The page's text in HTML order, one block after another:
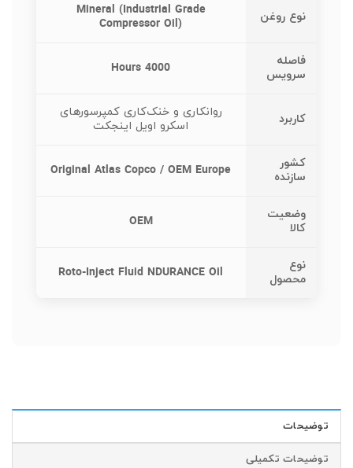
نوع روغن
Mineral (Industrial Grade
Compressor Oil)
فاصله
سرویس
4000 Hours
کاربرد
روانکاری و خنک‌کاری کمپرسورهای
اسکرو اویل اینجکت
کشور
سازنده
Original Atlas Copco / OEM Europe
وضعیت
کالا
OEM
نوع
محصول
Roto-Inject Fluid NDURANCE Oil
توضیحات
توضیحات تکمیلی